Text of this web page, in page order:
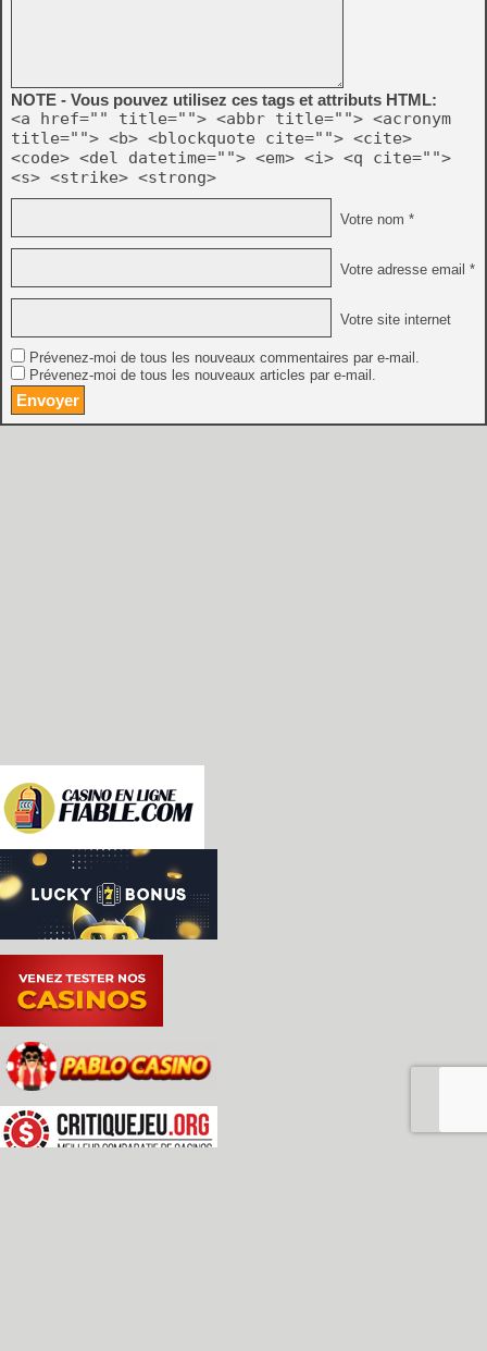
NOTE - Vous pouvez utilisez ces tags et attributs HTML:
<a href="" title=""> <abbr title=""> <acronym
title=""> <b> <blockquote cite=""> <cite>
<code> <del datetime=""> <em> <i> <q cite="">
<s> <strike> <strong>
Votre nom *
Votre adresse email *
Votre site internet
Prévenez-moi de tous les nouveaux commentaires par e-mail.
Prévenez-moi de tous les nouveaux articles par e-mail.